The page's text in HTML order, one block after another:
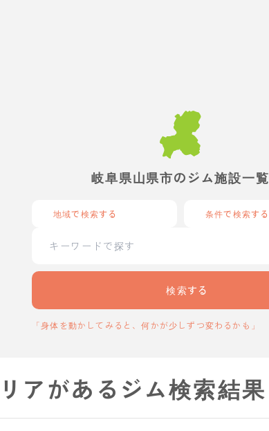
岐阜県山県市のジム施設一覧
地域で検索する 条件で検索する
検索する
「身体を動かしてみると、何かが少しずつ変わるかも」
アがあるジム検索結果